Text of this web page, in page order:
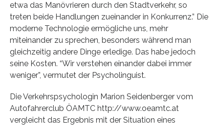
etwa das Manövrieren durch den Stadtverkehr, so
treten beide Handlungen zueinander in Konkurrenz.” Die
moderne Technologie ermögliche uns, mehr
miteinander zu sprechen, besonders während man
gleichzeitig andere Dinge erledige. Das habe jedoch
seine Kosten. “Wir verstehen einander dabei immer
weniger”, vermutet der Psycholinguist.
Die Verkehrspsychologin Marion Seidenberger vom
Autofahrerclub ÖAMTC http://www.oeamtc.at
vergleicht das Ergebnis mit der Situation eines